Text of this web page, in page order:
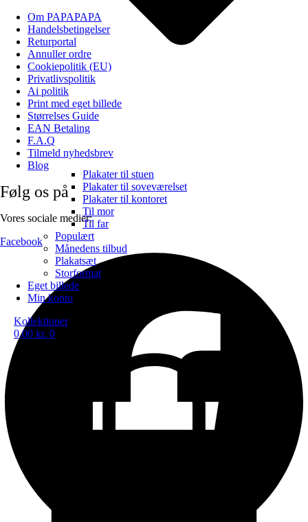
Plakater til stuen
Plakater til soveværelset
Plakater til kontoret
Til mor
Til far
Populært
Månedens tilbud
Plakatsæt
Storformat
Eget billede
Min konto
Kollektioner
0,00 kr. 0
Om PAPAPAPA
Handelsbetingelser
Returportal
Annuller ordre
Cookiepolitik (EU)
Privatlivspolitik
Ai politik
Print med eget billede
Størrelses Guide
EAN Betaling
F.A.Q
Tilmeld nyhedsbrev
Blog
Følg os på
Vores sociale medier:
Facebook